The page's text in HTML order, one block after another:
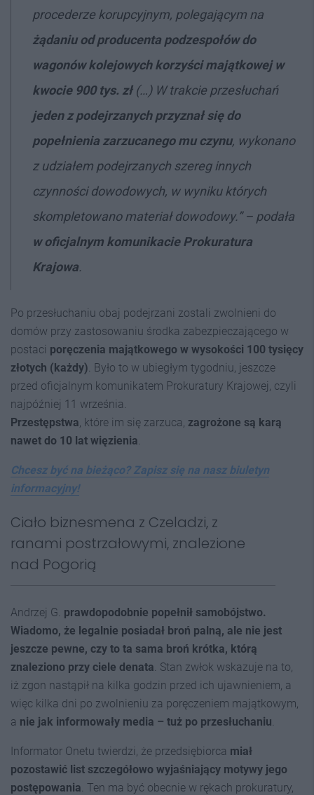
procederze korupcyjnym, polegającym na
żądaniu od producenta podzespołów do
wagonów kolejowych korzyści majątkowej w
kwocie 900 tys. zł(…) W trakcie przesłuchań
jeden z podejrzanych przyznał się do
popełnienia zarzucanego mu czynu, wykonano
z udziałem podejrzanych szereg innych
czynności dowodowych, w wyniku których
skompletowano materiał dowodowy.” – podała
w oficjalnym komunikacieProkuratura
Krajowa.
Po przesłuchaniu obaj podejrzani zostali zwolnieni do
domów przy zastosowaniu środka zabezpieczającego w
postaci poręczenia majątkowego w wysokości 100 tysięcy
złotych (każdy) . Było to w ubiegłym tygodniu, jeszcze
przed oficjalnym komunikatem Prokuratury Krajowej, czyli
najpóźniej 11 września.
Przestępstwa , które im się zarzuca, zagrożone są karą
nawet do 10 lat więzienia
Chcesz być na bieżąco? Zapisz się na nasz biuletyn
informacyjny!
Ciało biznesmena z Czeladzi, z
ranami postrzałowymi, znalezione
nad Pogorią
Andrzej G. prawdopodobnie popełnił samobójstwo.
Wiadomo, że legalnie posiadał broń palną, ale nie jest
jeszcze pewne, czy to ta sama broń krótka, którą
znaleziono przy ciele denata . Stan zwłok wskazuje na to,
iż zgon nastąpił na kilka godzin przed ich ujawnieniem, a
więc kilka dni po zwolnieniu za poręczeniem majątkowym,
a nie jak informowały media – tuż po przesłuchaniu
Informator Onetu twierdzi, że przedsiębiorca miał
pozostawić list szczegółowo wyjaśniający motywy jego
postępowania . Ten ma być obecnie w rękach prokuratury,